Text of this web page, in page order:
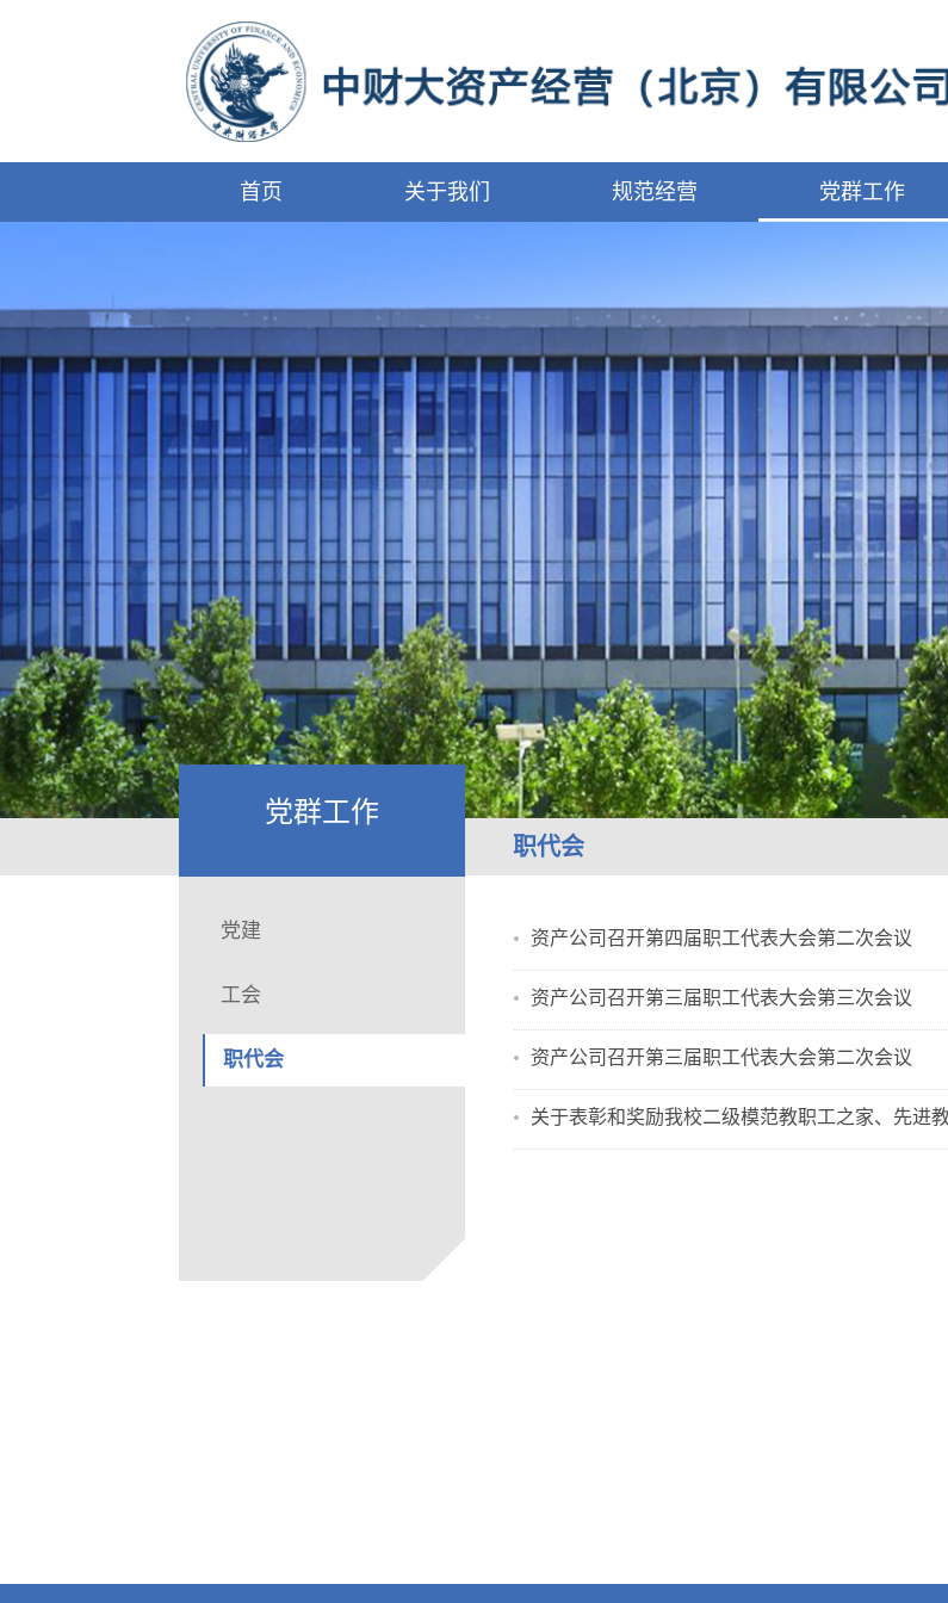
首页 关于我们 规范经营 党群工作
党群工作
职代会
党建
工会
职代会
资产公司召开第四届职工代表大会第二次会议
资产公司召开第三届职工代表大会第三次会议
资产公司召开第三届职工代表大会第二次会议
关于表彰和奖励我校二级模范教职工之家、先进